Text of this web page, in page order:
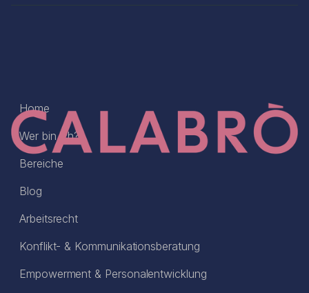
Home
Wer bin ich?
Bereiche
Blog
Arbeitsrecht
Konflikt- & Kommunikationsberatung
Empowerment & Personalentwicklung